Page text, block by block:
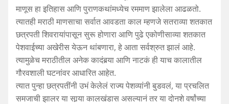
माणूस हा इतिहास आणि पुराणकथांमध्येच रममाण झालेला आढळतो.
त्यातही मराठी माणसाचा सर्वात आवडता काल म्हणजे सतराव्या शतकात
छत्रपती शिवरायांपासून सुरू होणारा आणि पुढे एकोणीसाव्या शतकात
पेशवाईच्या अखेरीस येऊन थांबणारा, हे आता सर्वश्रुत झालं आहे.
त्यामुळेच मराठीतील अनेक कादंबर्‍या आणि नाटकं ही याच कालातील
गौरवशाली घटनांवर आधारित आहेत.
त्यात पुन्हा छत्रपतींनी उभं केलेलं राज्य पेशव्यांनी बुडवलं, या प्रचलित
समजाची झालर या सार्‍या कालखंडास असल्यानं तर या दोनशे वर्षांच्या